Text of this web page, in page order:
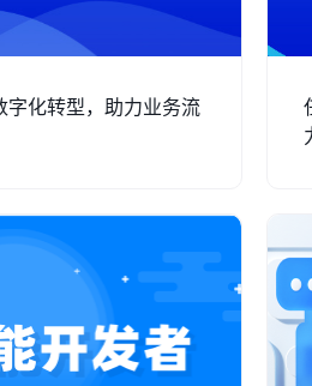
化转型，助力业务流